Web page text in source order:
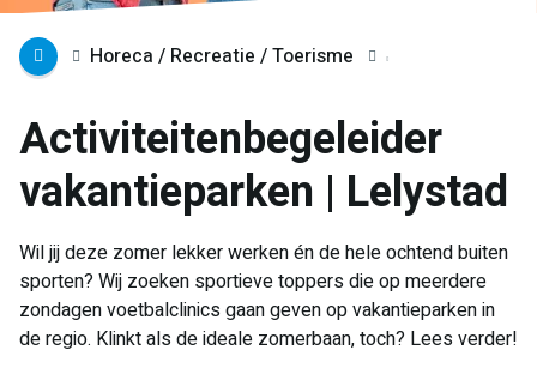
Horeca / Recreatie / Toerisme
Activiteitenbegeleider
vakantieparken | Lelystad
Wil jij deze zomer lekker werken én de hele ochtend buiten
sporten? Wij zoeken sportieve toppers die op meerdere
zondagen voetbalclinics gaan geven op vakantieparken in
de regio. Klinkt als de ideale zomerbaan, toch? Lees verder!